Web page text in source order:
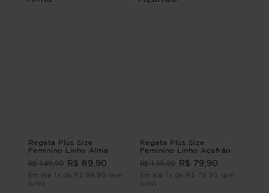
Regata Plus Size
Feminino Linho Alma
R$ 149,90 R$ 89,90
Em até 1x de R$ 89,90 sem
juros
Regata Plus Size
Feminino Linho Açafrão
R$ 139,90 R$ 79,90
Em até 1x de R$ 79,90 sem
juros